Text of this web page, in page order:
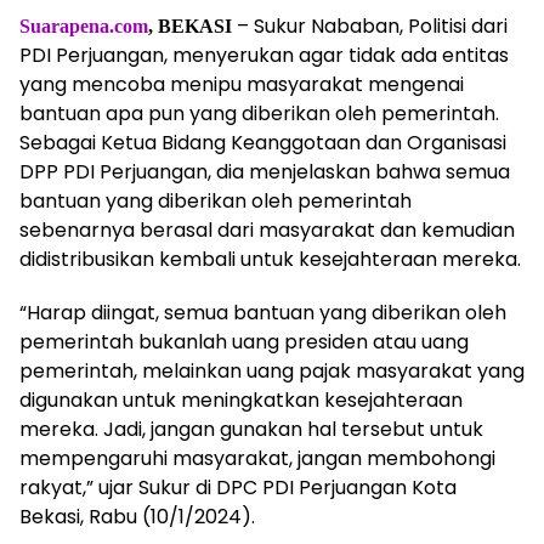
Suarapena.com, BEKASI – Sukur Nababan, Politisi dari
PDI Perjuangan, menyerukan agar tidak ada entitas
yang mencoba menipu masyarakat mengenai
bantuan apa pun yang diberikan oleh pemerintah.
Sebagai Ketua Bidang Keanggotaan dan Organisasi
DPP PDI Perjuangan, dia menjelaskan bahwa semua
bantuan yang diberikan oleh pemerintah
sebenarnya berasal dari masyarakat dan kemudian
didistribusikan kembali untuk kesejahteraan mereka.
“Harap diingat, semua bantuan yang diberikan oleh
pemerintah bukanlah uang presiden atau uang
pemerintah, melainkan uang pajak masyarakat yang
digunakan untuk meningkatkan kesejahteraan
mereka. Jadi, jangan gunakan hal tersebut untuk
mempengaruhi masyarakat, jangan membohongi
rakyat,” ujar Sukur di DPC PDI Perjuangan Kota
Bekasi, Rabu (10/1/2024).